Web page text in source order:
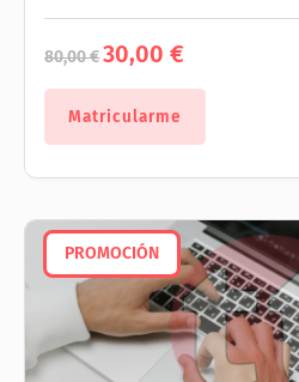
80,00€
El
precio
original
80,00 €.
30,00€El
actual
Matricularme
PROMOCIÓN